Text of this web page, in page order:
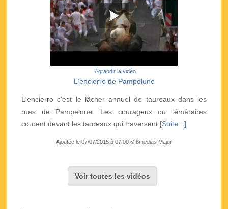
Agrandir la vidéo
L'encierro de Pampelune
L'encierro c'est le lâcher annuel de taureaux dans les
rues de Pampelune. Les courageux ou téméraires
courent devant les taureaux qui traversent [Suite...]
Ajoutée le 07/07/2015 à 07:00 © 6medias Major
Voir toutes les vidéos